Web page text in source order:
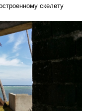
скелету